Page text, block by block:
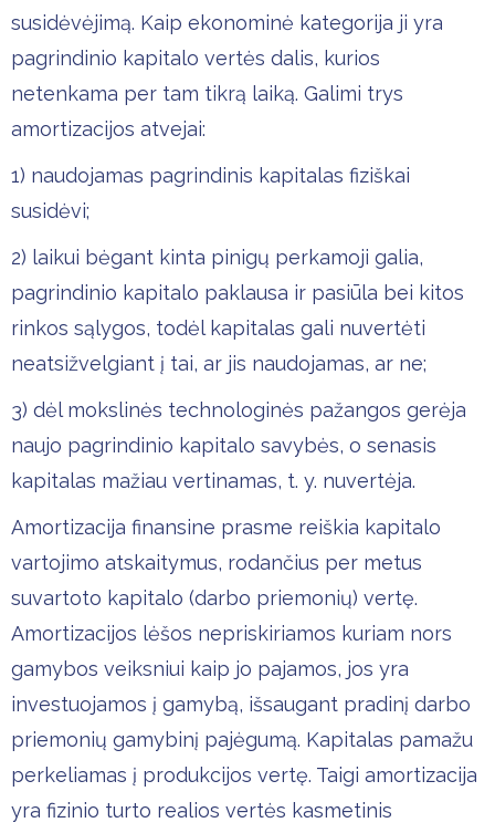
susidėvėjimą. Kaip ekonominė kategorija ji yra
pagrindinio kapitalo vertės dalis, kurios
netenkama per tam tikrą laiką. Galimi trys
amortizacijos atvejai:
1) naudojamas pagrindinis kapitalas fiziškai
susidėvi;
2) laikui bėgant kinta pinigų perkamoji galia,
pagrindinio kapitalo paklausa ir pasiūla bei kitos
rinkos sąlygos, todėl kapitalas gali nuvertėti
neatsižvelgiant į tai, ar jis naudojamas, ar ne;
3) dėl mokslinės technologinės pažangos gerėja
naujo pagrindinio kapitalo savybės, o senasis
kapitalas mažiau vertinamas, t. y. nuvertėja.
Amortizacija finansine prasme reiškia kapitalo
vartojimo atskaitymus, rodančius per metus
suvartoto kapitalo (darbo priemonių) vertę.
Amortizacijos lėšos nepriskiriamos kuriam nors
gamybos veiksniui kaip jo pajamos, jos yra
investuojamos į gamybą, išsaugant pradinį darbo
priemonių gamybinį pajėgumą. Kapitalas pamažu
perkeliamas į produkcijos vertę. Taigi amortizacija
yra fizinio turto realios vertės kasmetinis